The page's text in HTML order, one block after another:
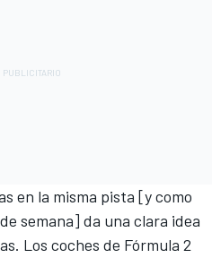
en la misma pista [y como
semana] da una clara idea
Los coches de Fórmula 2